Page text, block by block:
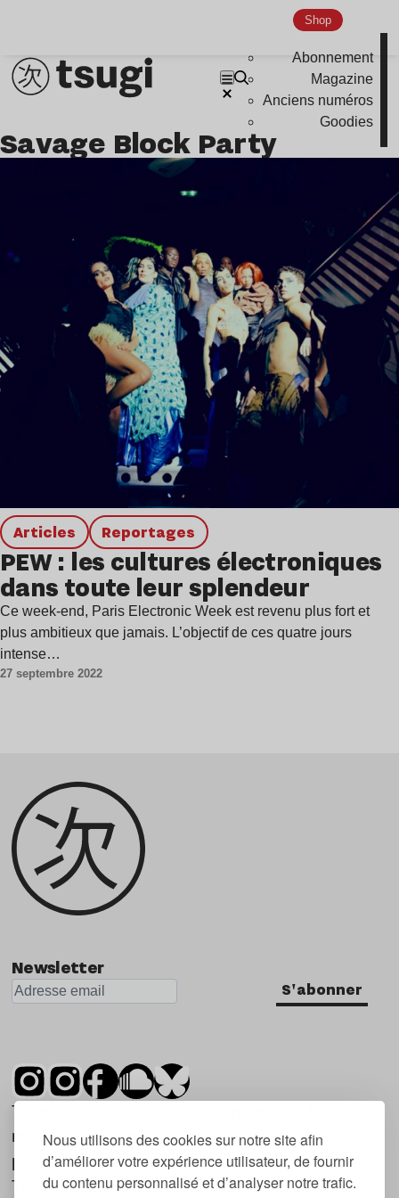
Nous utilisons des cookies sur notre site afin
d’améliorer votre expérience utilisateur, de fournir
du contenu personnalisé et d’analyser notre trafic.
Shop
Abonnement
Magazine
Anciens numéros
Goodies
Savage Block Party
Articles Reportages
PEW : les cultures électroniques
dans toute leur splendeur
Ce week-end, Paris Electronic Week est revenu plus fort et
plus ambitieux que jamais. L’objectif de ces quatre jours
intense…
27 septembre 2022
Newsletter
S'abonner
Tsugi est un mensuel indépendant sur la
musique et les nouvelles tendances, dont la
première parution date de 2007.
Tsugi en japonais signifie « prochain », « suivant